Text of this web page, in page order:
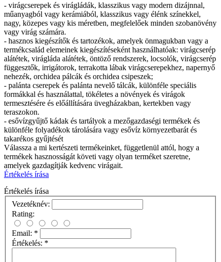
- virágcserepek és virágládák, klasszikus vagy modern dizájnnal,
műanyagból vagy kerámiából, klasszikus vagy élénk színekkel,
nagy, közepes vagy kis méretben, megfelelőek minden szobanövény
vagy virág számára.
- hasznos kiegészítők és tartozékok, amelyek önmagukban vagy a
termékcsalád elemeinek kiegészítéseként használhatóak: virágcserép
alátétek, virágláda alátétek, öntöző rendszerek, locsolók, virágcserép
függesztők, irrigátorok, terrakotta lábak virágcserepekhez, napernyő
nehezék, orchidea pálcák és orchidea csipeszek;
- palánta cserepek és palánta nevelő tálcák, különféle speciális
formákkal és használattal, tökéletes a növények és virágok
termesztésére és előállítására üvegházakban, kertekben vagy
teraszokon.
- esővízgyűjtő kádak és tartályok a mezőgazdaségi termékek és
különféle folyadékok tárolására vagy esővíz környezetbarát és
takarékos gyűjtését
Válassza a mi kertészeti termékeinket, függetlenül attól, hogy a
termékek hasznosságát követi vagy olyan terméket szeretne,
amelyek gazdagítják kedvenc virágait.
Értékelés írása
Értékelés írása
Vezetéknév:
Rating:
Email: *
Értékelés: *